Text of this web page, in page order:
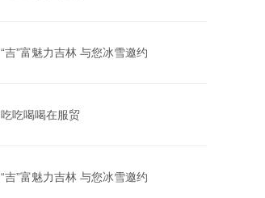
“吉”富魅力吉林 与您冰雪邀约
吃吃喝喝在服贸
“吉”富魅力吉林 与您冰雪邀约